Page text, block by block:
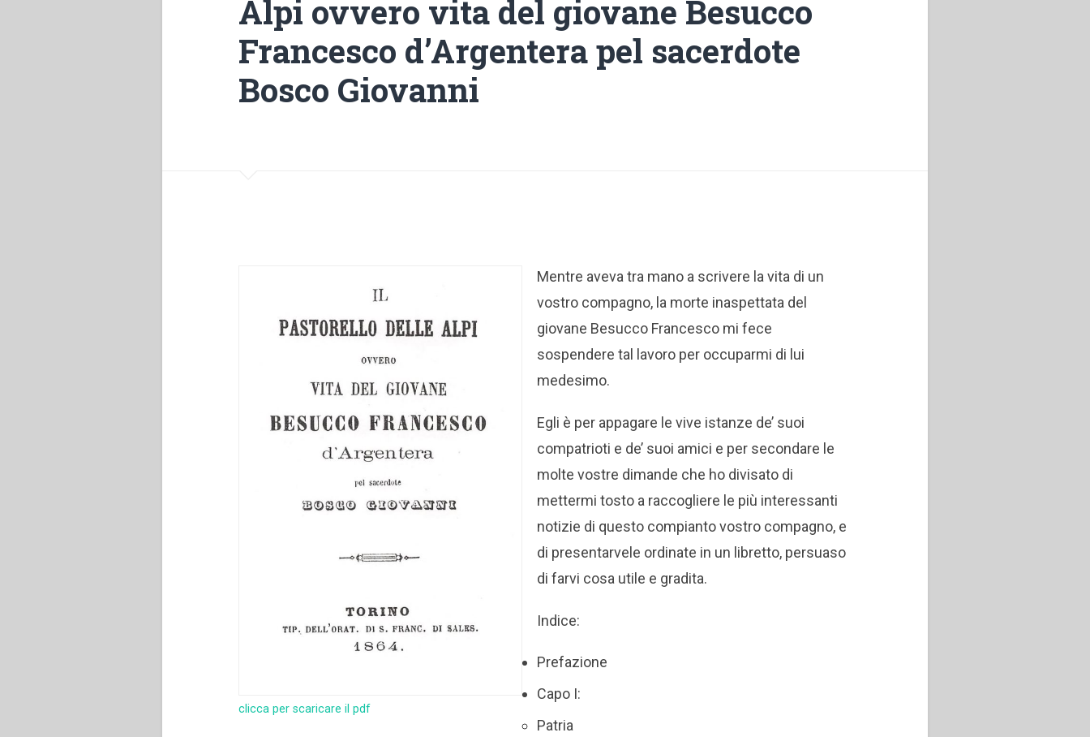
Alpi ovvero vita del giovane Besucco
Francesco d’Argentera pel sacerdote
Bosco Giovanni
clicca per scaricare il pdf
Mentre aveva tra mano a scrivere la vita di un
vostro compagno, la morte inaspettata del
giovane Besucco Francesco mi fece
sospendere tal lavoro per occuparmi di lui
medesimo.
Egli è per appagare le vive istanze de’ suoi
compatrioti e de’ suoi amici e per secondare le
molte vostre dimande che ho divisato di
mettermi tosto a raccogliere le più interessanti
notizie di questo compianto vostro compagno, e
di presentarvele ordinate in un libretto, persuaso
di farvi cosa utile e gradita.
Indice:
Prefazione
Capo I:
Patria